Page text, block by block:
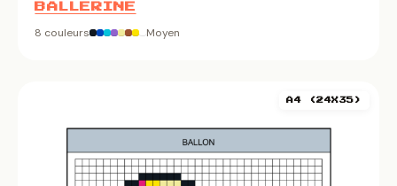
BALLERINE
8 couleurs Moyen
A4 (24X35)